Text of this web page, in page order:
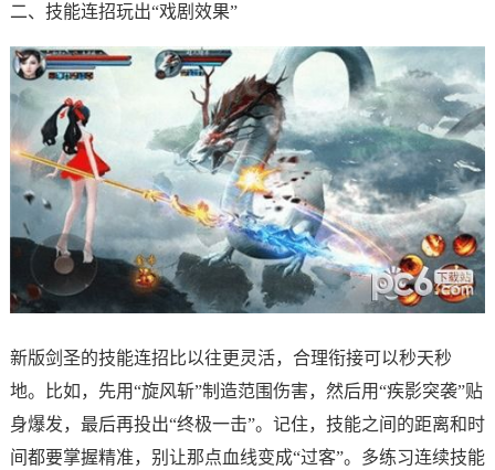
二、技能连招玩出“戏剧效果”
新版剑圣的技能连招比以往更灵活，合理衔接可以秒天秒
地。比如，先用“旋风斩”制造范围伤害，然后用“疾影突袭”贴
身爆发，最后再投出“终极一击”。记住，技能之间的距离和时
间都要掌握精准，别让那点血线变成“过客”。多练习连续技能